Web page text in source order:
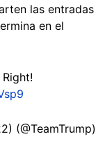
las entradas
en el
(@TeamTrump)